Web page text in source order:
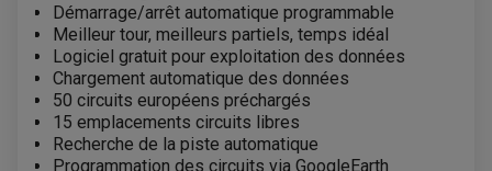
Démarrage/arrêt automatique programmable
Meilleur tour, meilleurs partiels, temps idéal
Logiciel gratuit pour exploitation des données
Chargement automatique des données
50 circuits européens préchargés
15 emplacements circuits libres
Recherche de la piste automatique
Programmation des circuits via GoogleEarth